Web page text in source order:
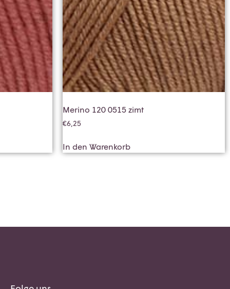
Merino 120 0515 zimt
€6,25
In den Warenkorb